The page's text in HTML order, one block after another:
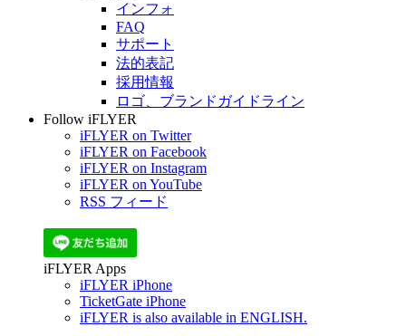
インフォ
FAQ
サポート
法的表記
採用情報
ロゴ、ブランドガイドライン
Follow iFLYER
iFLYER on Twitter
iFLYER on Facebook
iFLYER on Instagram
iFLYER on YouTube
RSS フィード
iFLYER Apps
iFLYER iPhone
TicketGate iPhone
iFLYER is also available in ENGLISH.